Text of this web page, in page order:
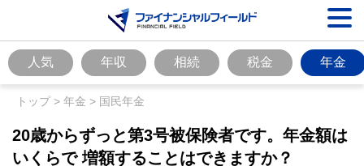
人気 年収 相続 税金 年金
トップ> 年金 > 国民年金
20歳からずっと第3号被保険者です。年金額は
いくらで 増額することはできますか？